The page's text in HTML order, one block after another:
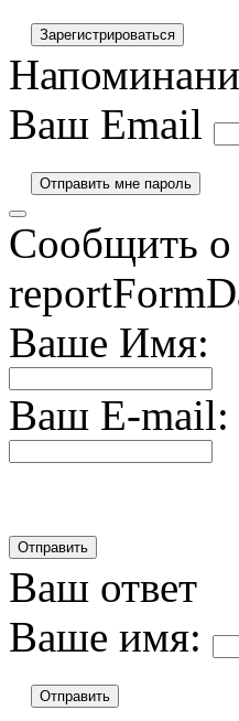
Ваш Email
Сообщить о
Ваше Имя:
Ваш E-mail:
Ваш ответ
Ваше имя:
Отправить